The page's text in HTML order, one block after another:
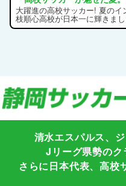
大躍進の高校サッカー! 夏の
枝順心高校が日本一に輝きま
清水エスパルス、
Jリーグ県勢のク
さらに日本代表、高校